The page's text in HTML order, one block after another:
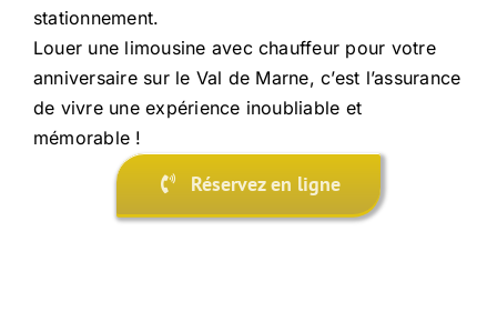
stationnement.
Louer une limousine avec chauffeur pour votre
anniversaire sur le Val de Marne, c’est l’assurance
de vivre une expérience inoubliable et
mémorable !
Réservez en ligne